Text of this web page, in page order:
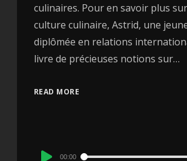
culinaires. Pour en savoir plus
culture culinaire, Astrid, une
diplômée en relations
livre de précieuses notions sur…
READ MORE
Audio
00:00